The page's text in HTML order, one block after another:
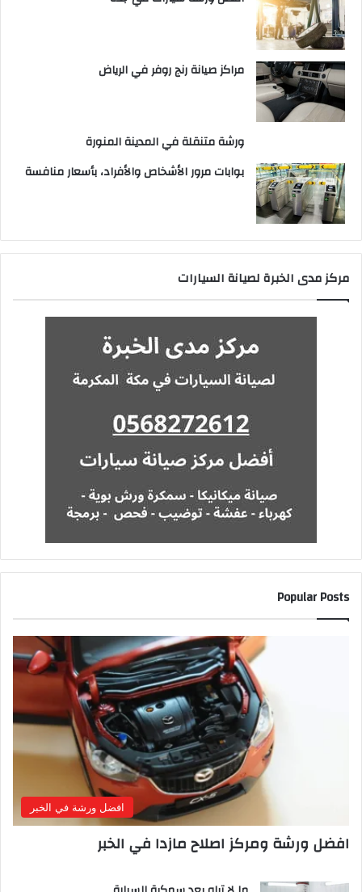
مراكز صيانة رنج روفر في الرياض
ورشة متنقلة في المدينة المنورة
بوابات مرور الأشخاص والأفراد، بأسعار منافسة
مركز مدى الخبرة لصيانة السيارات
Popular Posts
افضل ورشة في الخبر
افضل ورشة ومركز اصلاح مازدا في الخبر